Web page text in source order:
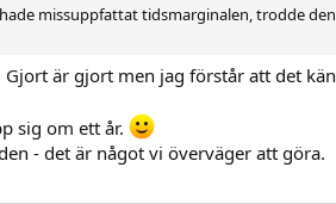
missuppfattat tidsmarginalen, trodde
är gjort men jag förstår att det
sig om ett år.
- det är något vi överväger att göra.